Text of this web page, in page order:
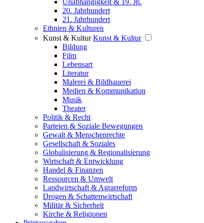
20. Jahrhundert
21. Jahrhundert
Ethnien & Kulturen
Kunst & Kultur Kunst & Kultur
Bildung
Film
Lebensart
Literatur
Malerei & Bildhauerei
Medien & Kommunikation
Musik
Theater
Politik & Recht
Parteien & Soziale Bewegungen
Gewalt & Menschenrechte
Gesellschaft & Soziales
Globalisierung & Regionalisierung
Wirtschaft & Entwicklung
Handel & Finanzen
Ressourcen & Umwelt
Landwirtschaft & Agrarreform
Drogen & Schattenwirtschaft
Militär & Sicherheit
Kirche & Religionen